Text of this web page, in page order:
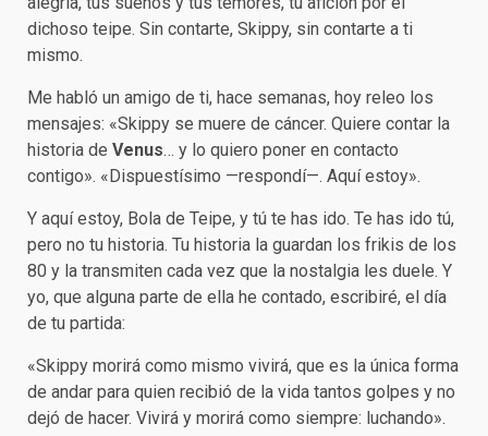
dichoso teipe. Sin contarte, Skippy, sin contarte a ti
mismo.
Me habló un amigo de ti, hace semanas, hoy releo los
mensajes: «Skippy se muere de cáncer. Quiere contar la
historia de Venus… y lo quiero poner en contacto
contigo». «Dispuestísimo —respondí—. Aquí estoy».
Y aquí estoy, Bola de Teipe, y tú te has ido. Te has ido tú,
pero no tu historia. Tu historia la guardan los frikis de los
80 y la transmiten cada vez que la nostalgia les duele. Y
yo, que alguna parte de ella he contado, escribiré, el día
de tu partida:
«Skippy morirá como mismo vivirá, que es la única forma
de andar para quien recibió de la vida tantos golpes y no
dejó de hacer. Vivirá y morirá como siempre: luchando».